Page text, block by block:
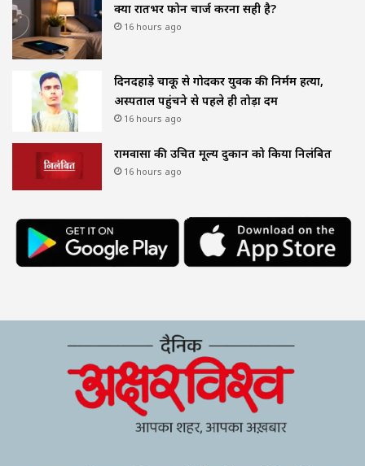
क्या रातभर फोन चार्ज करना सही है?
16 hours ago
दिनदहाड़े चाकू से गोदकर युवक की निर्मम हत्या,
अस्पताल पहुंचने से पहले ही तोड़ा दम
16 hours ago
रामवासा की उचित मूल्य दुकान को किया निलंबित
16 hours ago